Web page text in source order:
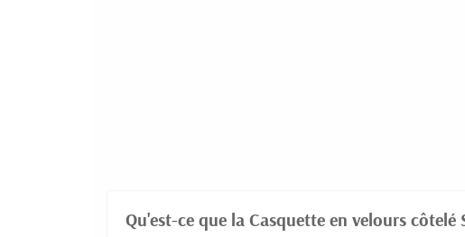
Qu'est-ce que la Casquette en velours côtelé